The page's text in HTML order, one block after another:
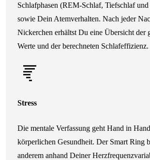
Schlafphasen (REM-Schlaf, Tiefschlaf
sowie Dein Atemverhalten. Nach jeder
Nickerchen erhältst Du eine Übersicht der
Werte und der berechneten Schlafeffizienz.
Stress
Die mentale Verfassung geht Hand in
körperlichen Gesundheit. Der Smart Ring
anderem anhand Deiner